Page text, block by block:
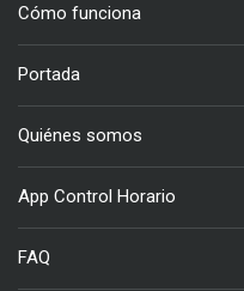
Cómo funciona
Portada
Quiénes somos
App Control Horario
FAQ